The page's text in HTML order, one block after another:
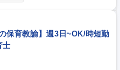
ごとのイベントの企画・運営■日誌の
帳の記入など）※園児1クラス20名程
員と常に密な連携を取り、チームワー
場です。【業務内容の変更範囲】当社
保育教諭】週3日~OK/時短勤
士